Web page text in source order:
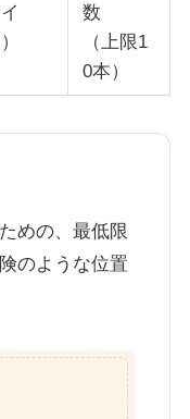
数
（上限1
0本）
めの、最低限
のような位置